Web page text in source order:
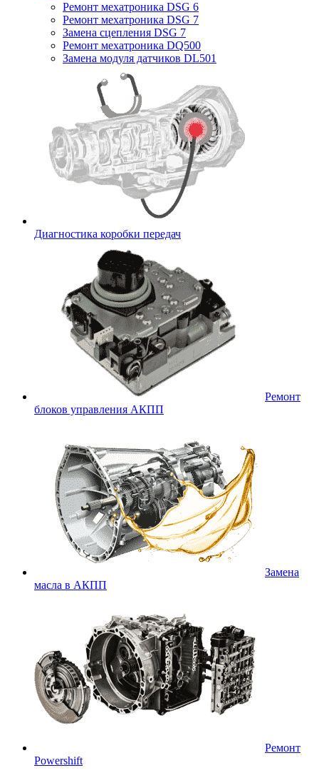
Ремонт мехатроника DSG 6
Ремонт мехатроника DSG 7
Замена сцепления DSG 7
Ремонт мехатроника DQ500
Замена модуля датчиков DL501
Диагностика коробки передач
Ремонт
блоков управления АКПП
Замена
масла в АКПП
Ремонт
Powershift